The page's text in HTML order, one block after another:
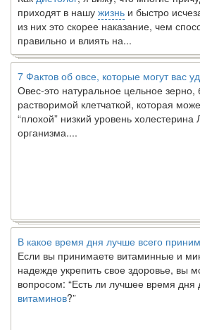
приходят в нашужизньи быстро
из них это скорее наказание, чем
правильно и влиять на...
7 Фактов об овсе, которые могут вас
Овес-это натуральное цельное зерно,
растворимой клетчаткой, которая
“плохой” низкий уровень
организма....
В какое время дня лучше всего
Если вы принимаете витаминные и
надежде укрепить свое здоровье, вы
вопросом: “Есть ли лучшее время дня
витаминов ?”